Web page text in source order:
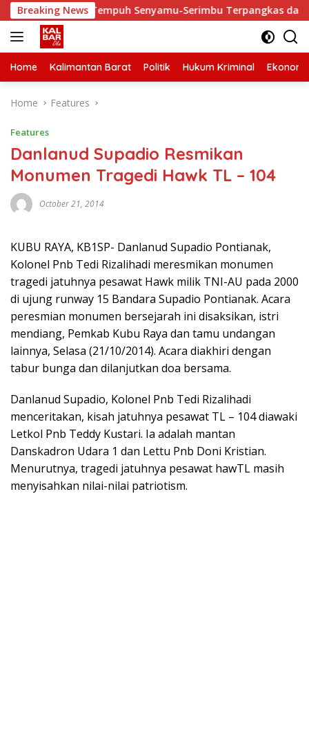
Skip
to
content
Breaking News
Waktu Tempuh Senyamu-Serimbu Terpangkas dari 2 Jam
Home Kalimantan Barat Politik Hukum Kriminal Ekonomi
Home Features
Features
Danlanud Supadio Resmikan
Monumen Tragedi Hawk TL – 104
October 21, 2014
KUBU RAYA, KB1SP- Danlanud Supadio Pontianak,
Kolonel Pnb Tedi Rizalihadi meresmikan monumen
tragedi jatuhnya pesawat Hawk milik TNI-AU pada 2000
di ujung runway 15 Bandara Supadio Pontianak. Acara
peresmian monumen bersejarah ini disaksikan, istri
mendiang, Pemkab Kubu Raya dan tamu undangan
lainnya, Selasa (21/10/2014). Acara diakhiri dengan
tabur bunga dan dilanjutkan doa bersama.
Danlanud Supadio, Kolonel Pnb Tedi Rizalihadi
menceritakan, kisah jatuhnya pesawat TL – 104 diawaki
Letkol Pnb Teddy Kustari. Ia adalah mantan
Danskadron Udara 1 dan Lettu Pnb Doni Kristian.
Menurutnya, tragedi jatuhnya pesawat hawTL masih
menyisahkan nilai-nilai patriotism.